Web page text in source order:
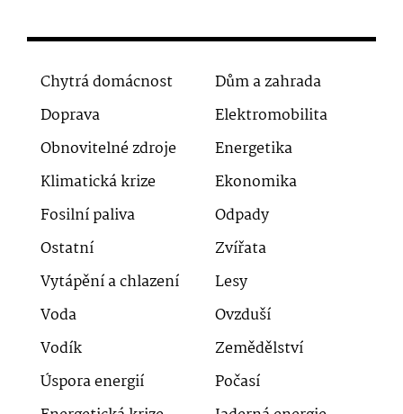
Chytrá domácnost
Dům a zahrada
Doprava
Elektromobilita
Obnovitelné zdroje
Energetika
Klimatická krize
Ekonomika
Fosilní paliva
Odpady
Ostatní
Zvířata
Vytápění a chlazení
Lesy
Voda
Ovzduší
Vodík
Zemědělství
Úspora energií
Počasí